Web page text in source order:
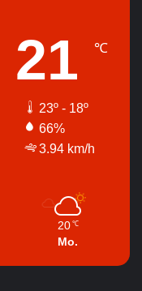
21 ℃
23º - 18º
66%
3.94 km/h
20 ℃
Mo.